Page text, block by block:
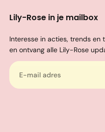
Lily-Rose in je mailbox
Interesse in acties, trends en
en ontvang alle Lily-Rose